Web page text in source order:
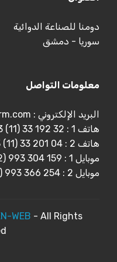
دومنا للصناعة الدوائية
سوريا - دمشق
معلومات التواصل
البريد الإلكتروني : info@dominapharm.com
هاتف 1 : 32 192 33 (11) 963 +
هاتف 2 : 04 201 33 (11) 963 +
موبايل 1 : 159 304 993 (932) 963 +
موبايل 2 : 254 366 993 (932) 963 +
WEB - All Rights